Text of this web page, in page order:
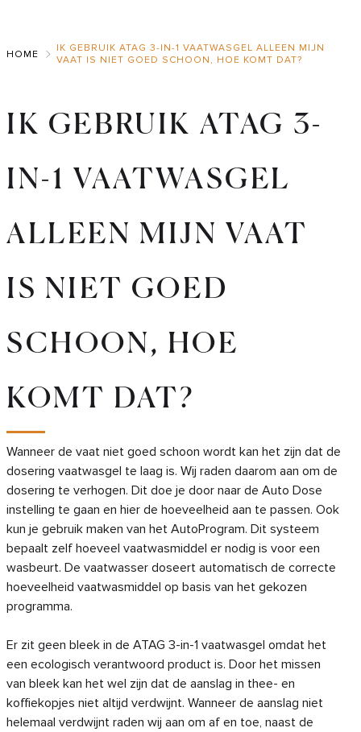
Main
HOME
IK GEBRUIK ATAG 3-IN-1 VAATWASGEL ALLEEN MIJN
VAAT IS NIET GOED SCHOON, HOE KOMT DAT?
IK GEBRUIK ATAG 3-
IN-1 VAATWASGEL
ALLEEN MIJN VAAT
IS NIET GOED
SCHOON, HOE
KOMT DAT?
Wanneer de vaat niet goed schoon wordt kan het zijn dat de
dosering vaatwasgel te laag is. Wij raden daarom aan om de
dosering te verhogen. Dit doe je door naar de Auto Dose
instelling te gaan en hier de hoeveelheid aan te passen. Ook
kun je gebruik maken van het AutoProgram. Dit systeem
bepaalt zelf hoeveel vaatwasmiddel er nodig is voor een
wasbeurt. De vaatwasser doseert automatisch de correcte
hoeveelheid vaatwasmiddel op basis van het gekozen
programma.
Er zit geen bleek in de ATAG 3-in-1 vaatwasgel omdat het
een ecologisch verantwoord product is. Door het missen
van bleek kan het wel zijn dat de aanslag in thee- en
koffiekopjes niet altijd verdwijnt. Wanneer de aanslag niet
helemaal verdwijnt raden wij aan om af en toe, naast de